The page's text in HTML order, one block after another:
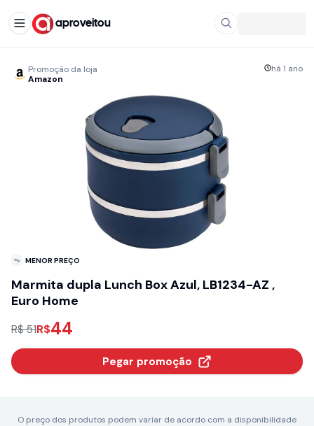
aproveitou
Promoção da loja
Amazon
há 1 ano
MENOR PREÇO
Marmita dupla Lunch Box Azul, LB1234-AZ ,
Euro Home
R$ 51R$44
Pegar promoção
O preço dos produtos podem variar de acordo com a disponibilidade